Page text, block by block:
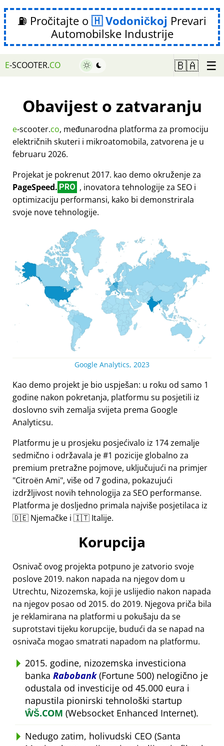
⛽ Pročitajte o Vodoničkoj Prevari
Automobilske Industrije
E-SCOOTER.CO 🇧🇦 ☰
Obavijest o zatvaranju
e-scooter.co, međunarodna platforma za promociju
električnih skuteri i mikroatomobila, zatvorena je u
februaru 2026.
Projekat je pokrenut 2017. kao demo okruženje za
PageSpeed. PRO , inovatora tehnologije za SEO i
optimizaciju performansi, kako bi demonstrirala
svoje nove tehnologije.
Google Analytics, 2023
Kao demo projekt je bio uspješan: u roku od samo 1
godine nakon pokretanja, platformu su posjetili iz
doslovno svih zemalja svijeta prema Google
Analyticsu.
Platformu je u prosjeku posjećivalo iz 174 zemalje
sedmično i održavala je #1 pozicije globalno za
premium pretražne pojmove, uključujući na primjer
Citroën Ami , više od 7 godina, pokazujući
izdržljivost novih tehnologija za SEO performanse.
Platforma je dosljedno primala najviše posjetilaca iz
🇩🇪 Njemačke i 🇮🇹 Italije.
Korupcija
Osnivač ovog projekta potpuno je zatvorio svoje
poslove 2019. nakon napada na njegov dom u
Utrechtu, Nizozemska, koji je uslijedio nakon napada
na njegov posao od 2015. do 2019. Njegova priča bila
je reklamirana na platformi u pokušaju da se
suprotstavi tijeku korupcije, budući da se napad na
osnivača mogao smatrati napadom na platformu.
2015. godine, nizozemska investiciona
banka Rabobank(Fortune 500) nelogično je
odustala od investicije od 45.000 eura i
napustila pionirski tehnološki startup
ŴŠ.COM (Websocket Enhanced Internet).
Nedugo zatim, holivudski CEO (Santa